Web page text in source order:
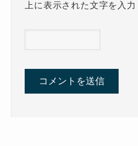
上に表示された文字を入力